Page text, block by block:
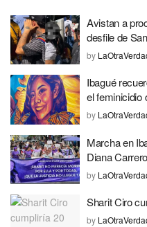
Avistan a
desfile de
by
Ibagué
el feminicidio
by
Marcha en
Diana Carrero
by
Sharit Ciro
by